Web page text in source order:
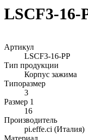
LSCF3-16-
Артикул
LSCF3-16-PP
Тип продукции
Корпус зажима
Типоразмер
3
Размер 1
16
Производитель
pi.effe.ci (Италия)
Материал